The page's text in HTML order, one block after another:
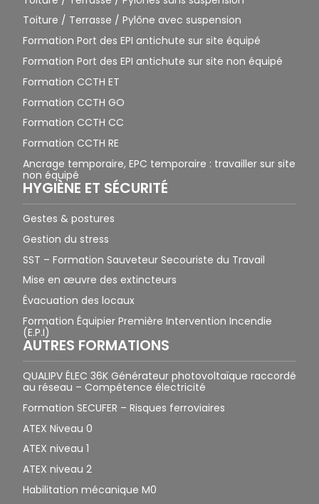
Toiture / Terrasse / Pylône avec suspension
Formation Port des EPI antichute sur site équipé
Formation Port des EPI antichute sur site non équipé
Formation CCTH ET
Formation CCTH GO
Formation CCTH CC
Formation CCTH RE
Ancrage temporaire, EPC temporaire : travailler sur site
non équipé
HYGIÈNE ET SÉCURITÉ
Gestes & postures
Gestion du stress
SST – Formation Sauveteur Secouriste du Travail
Mise en œuvre des extincteurs
Évacuation des locaux
Formation Équipier Première Intervention Incendie
(E.P.I)
AUTRES FORMATIONS
QUALIPV ÉLEC 36K Générateur photovoltaïque raccordé
au réseau – Compétence électricité
Formation SECUFER – Risques ferroviaires
ATEX Niveau 0
ATEX niveau 1
ATEX niveau 2
Habilitation mécanique M0